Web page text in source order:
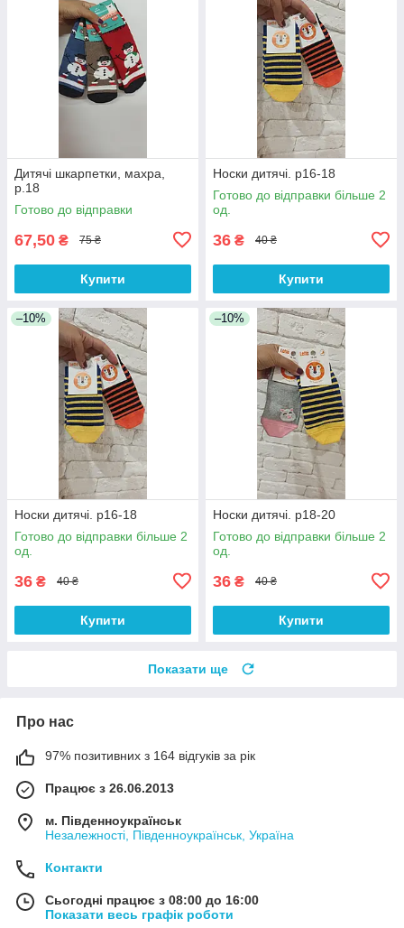
Дитячі шкарпетки, махра,
р.18
Готово до відправки
67,50 ₴ 75 ₴
Купити
Носки дитячі. р16-18
Готово до відправки більше 2
од.
36 ₴ 40 ₴
Купити
–10%
Носки дитячі. р16-18
Готово до відправки більше 2
од.
36 ₴ 40 ₴
Купити
–10%
Носки дитячі. р18-20
Готово до відправки більше 2
од.
36 ₴ 40 ₴
Купити
Показати ще
Про нас
97% позитивних з 164 відгуків за рік
Працює з 26.06.2013
м. Південноукраїнськ
Незалежності, Південноукраїнськ, Україна
Контакти
Сьогодні працює з 08:00 до 16:00
Показати весь графік роботи